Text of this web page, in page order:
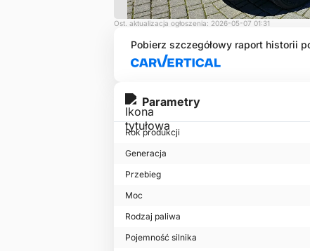
Ost. aktualizacja ogłoszenia: 2026-05-07 01:31
Pobierz szczegółowy raport historii
Parametry
Rok produkcji
Generacja
Przebieg
Moc
Rodzaj paliwa
Pojemność silnika